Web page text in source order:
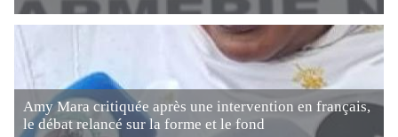
Amy Mara critiquée après une intervention en français,
le débat relancé sur la forme et le fond